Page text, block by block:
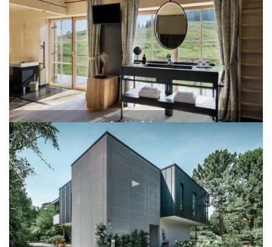
Gams­hüt­te See­berg
Gams­hüt­te See­berg